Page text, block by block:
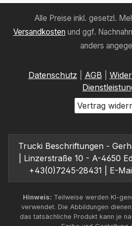
Alle Preise inkl. gesetzl.
Versandkosten und ggf.
anders
Datenschutz AGB
Vertrag
Trucki Beschriftungen -
| Linzerstraße 10 - A-4650
+43(0)7245-28431 | E-
Hinweis: Teilweise werden KI-
verwendet. Die Abbildungen
das tatsächliche Produkt kann je